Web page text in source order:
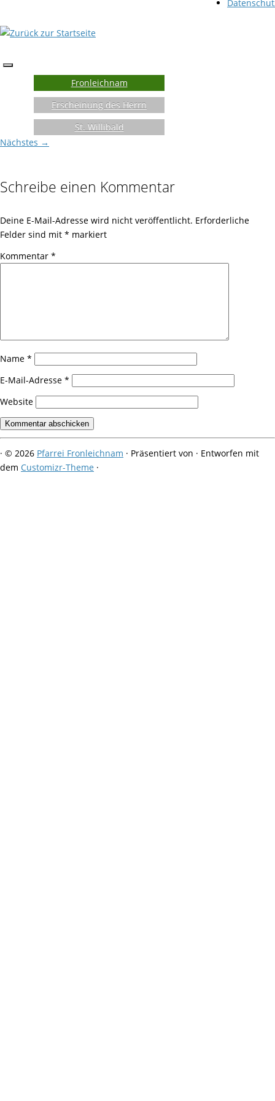
Fronleichnam
Erscheinung des Herrn
St. Willibald
Nächstes →
Schreibe einen Kommentar
Deine E-Mail-Adresse wird nicht veröffentlicht. Erforderliche
Felder sind mit * markiert
Kommentar *
Name *
E-Mail-Adresse *
Website
· © 2026 Pfarrei Fronleichnam · Präsentiert von · Entworfen mit
dem Customizr-Theme ·